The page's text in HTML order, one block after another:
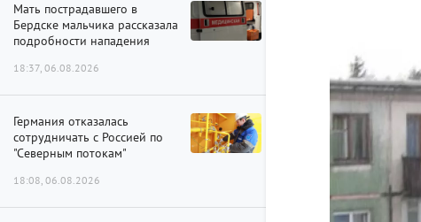
Мать пострадавшего в
Бердске мальчика рассказала
подробности нападения
18:37, 06.08.2026
Германия отказалась
сотрудничать с Россией по
"Северным потокам"
18:08, 06.08.2026